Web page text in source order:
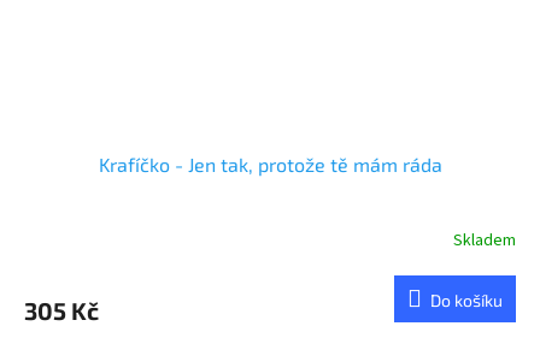
Krafíčko - Jen tak, protože tě mám ráda
Skladem
305 Kč Do košíku